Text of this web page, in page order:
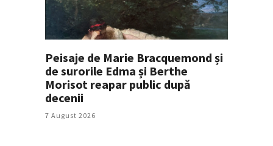
Peisaje de Marie Bracquemond și
de surorile Edma și Berthe
Morisot reapar public după
decenii
7 August 2026